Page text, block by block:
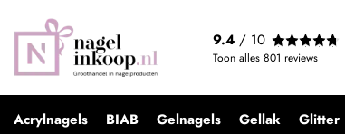
9.4 / 10
Toon alles 801 reviews
Acrylnagels BIAB Gelnagels Gellak Glitter
Moyra Stamping Plate 99 Fabric Texture 2
€ 9,95